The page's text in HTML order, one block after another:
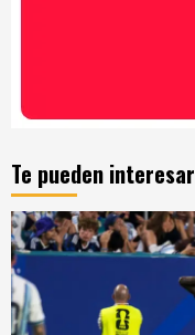
Te pueden interesar